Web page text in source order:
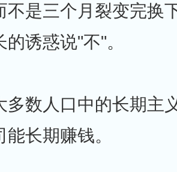
不是三个月裂变完换
诱惑说"不"。
多数人口中的长期主
长期赚钱。